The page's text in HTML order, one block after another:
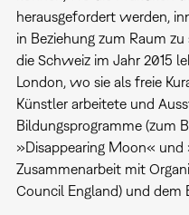
herausgefordert werden,
in Beziehung zum Raum
die Schweiz im Jahr 2015
London, wo sie als freie
Künstler arbeitete und
Bildungsprogramme (zum
»Disappearing Moon« und
Zusammenarbeit mit
Council England) und